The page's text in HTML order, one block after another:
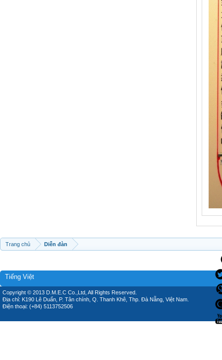
Trang chủ Diễn đàn
Tiếng Việt
Copyright © 2013 D.M.E.C Co.,Ltd, All Rights Reserved.
Địa chỉ: K190 Lê Duẩn, P. Tân chính, Q. Thanh Khê, Thp. Đà Nẵng, Việt Nam.
Điện thoại: (+84) 5113752506